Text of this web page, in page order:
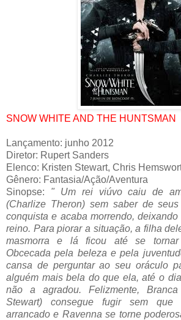
SNOW WHITE AND THE HUNTSMAN
Lançamento: junho 2012
Diretor: Rupert Sanders
Elenco: Kristen Stewart, Chris
Gênero: Fantasia/Ação/Aventura
Sinopse: " Um rei viúvo caiu de
(Charlize Theron) sem saber de
conquista e acaba morrendo,
reino. Para piorar a situação, a filha
masmorra e lá ficou até se
Obcecada pela beleza e pela
cansa de perguntar ao seu oráculo
alguém mais bela do que ela, até o
não a agradou. Felizmente,
Stewart) consegue fugir sem que
arrancado e Ravenna se torne